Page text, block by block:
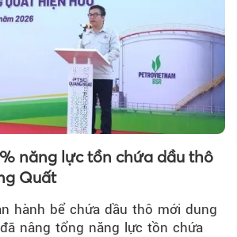
năng lực tồn chứa dầu thô
Quất
hành bể chứa dầu thô mới dung
nâng tổng năng lực tồn chứa